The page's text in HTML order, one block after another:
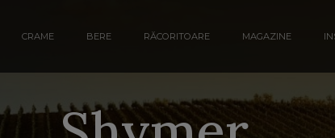
CRAME BERE RĂCORITOARE MAGAZINE